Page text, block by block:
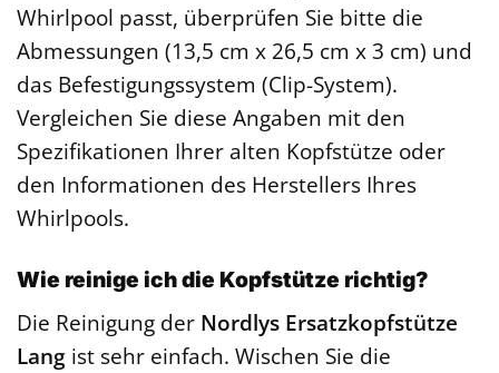
Whirlpool passt, überprüfen Sie bitte die
Abmessungen (13,5 cm x 26,5 cm x 3 cm) und
das Befestigungssystem (Clip-System).
Vergleichen Sie diese Angaben mit den
Spezifikationen Ihrer alten Kopfstütze oder
den Informationen des Herstellers Ihres
Whirlpools.
Wie reinige ich die Kopfstütze richtig?
Die Reinigung der Nordlys Ersatzkopfstütze
Lang ist sehr einfach. Wischen Sie die